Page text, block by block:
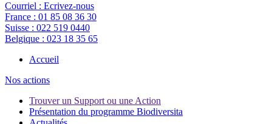
Courriel : Ecrivez-nous
France : 01 85 08 36 30
Suisse : 022 519 0440
Belgique : 023 18 35 65
Accueil
Nos actions
Trouver un Support ou une Action
Présentation du programme Biodiversita